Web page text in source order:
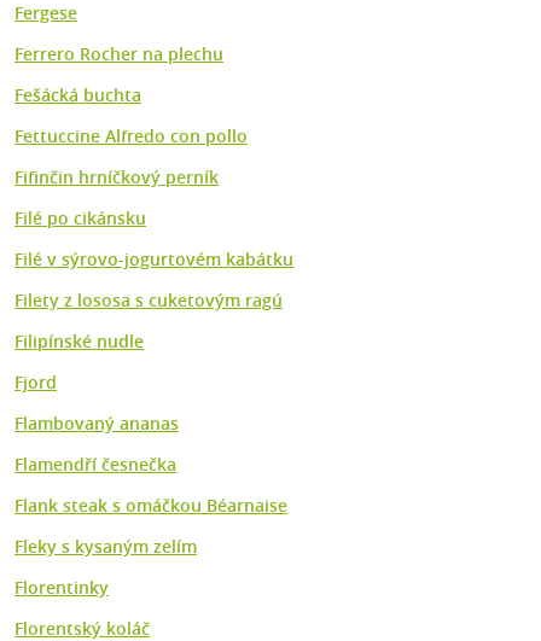
Fergese
Ferrero Rocher na plechu
Fešácká buchta
Fettuccine Alfredo con pollo
Fifinčin hrníčkový perník
Filé po cikánsku
Filé v sýrovo-jogurtovém kabátku
Filety z lososa s cuketovým ragú
Filipínské nudle
Fjord
Flambovaný ananas
Flamendří česnečka
Flank steak s omáčkou Béarnaise
Fleky s kysaným zelím
Florentinky
Florentský koláč